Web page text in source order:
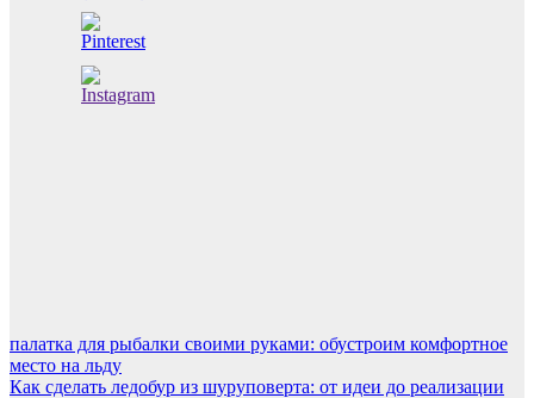
палатка для рыбалки своими руками: обустроим комфортное
место на льду
Как сделать ледобур из шуруповерта: от идеи до реализации